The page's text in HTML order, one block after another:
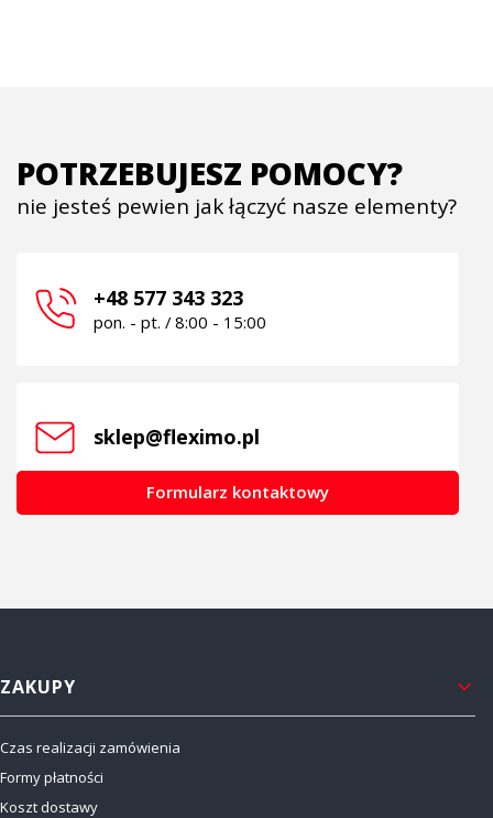
POTRZEBUJESZ POMOCY?
nie jesteś pewien jak łączyć nasze elementy?
+48 577 343 323
pon. - pt. / 8:00 - 15:00
sklep@fleximo.pl
Formularz kontaktowy
Linki w stopce
ZAKUPY
Czas realizacji zamówienia
Formy płatności
Koszt dostawy